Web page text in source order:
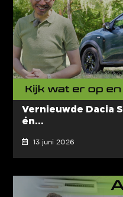
Vernieuwde Dacia
én...
13 juni 2026